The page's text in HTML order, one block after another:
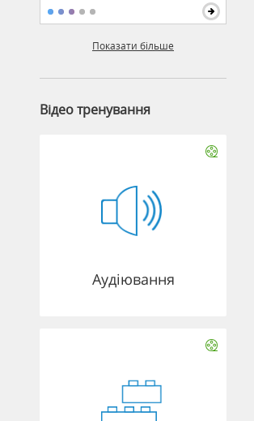
Показати більше
Відео тренування
Аудіювання